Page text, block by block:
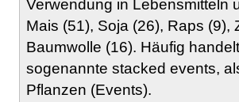
Verwendung in Lebensmitteln
Mais (51), Soja (26), Raps
Baumwolle (16). Häufig
sogenannte stacked events,
Pflanzen (Events).